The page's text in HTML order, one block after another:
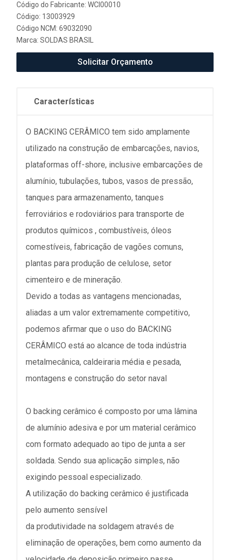
Código do Fabricante: WCI00010
Código: 13003929
Código NCM: 69032090
Marca: SOLDAS BRASIL
Solicitar Orçamento
Características
O BACKING CERÂMICO tem sido amplamente
utilizado na construção de embarcações, navios,
plataformas off-shore, inclusive embarcações de
alumínio, tubulações, tubos, vasos de pressão,
tanques para armazenamento, tanques
ferroviários e rodoviários para transporte de
produtos químicos , combustíveis, óleos
comestíveis, fabricação de vagões comuns,
plantas para produção de celulose, setor
cimenteiro e de mineração.
Devido a todas as vantagens mencionadas,
aliadas a um valor extremamente competitivo,
podemos afirmar que o uso do BACKING
CERÂMICO está ao alcance de toda indústria
metalmecânica, caldeiraria média e pesada,
montagens e construção do setor naval
O backing cerâmico é composto por uma lâmina
de alumínio adesiva e por um material cerâmico
com formato adequado ao tipo de junta a ser
soldada. Sendo sua aplicação simples, não
exigindo pessoal especializado.
A utilização do backing cerâmico é justificada
pelo aumento sensível
da produtividade na soldagem através de
eliminação de operações, bem como aumento da